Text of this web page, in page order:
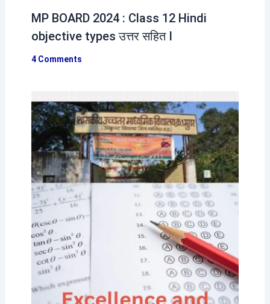
MP BOARD 2024 : Class 12 Hindi
objective types उत्तर सहित I
4 Comments